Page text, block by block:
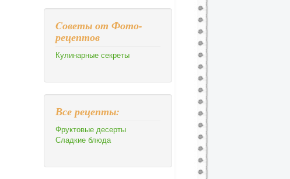
Cоветы от Фото-
рецептов
Кулинарные секреты
Все рецепты:
Фруктовые десерты
Сладкие блюда